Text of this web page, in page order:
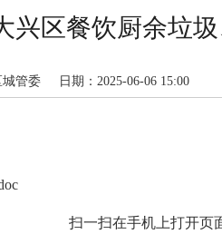
兴区餐饮厨余垃
管委 日期：2025-06-06 15:00
扫一扫在手机上打开页